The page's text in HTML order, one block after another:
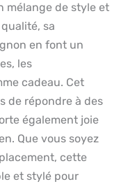
mélange de style et
sa
en font un
les
cadeau. Cet
de répondre à des
également joie
Que vous soyez
cette
et stylé pour